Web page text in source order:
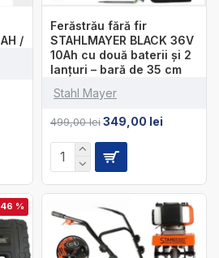
/
Stahl Mayer
Ferăstrău fără fir
STAHLMAYER BLACK 36V
10Ah cu două baterii și 2
lanțuri – bară de 35 cm
499,00 lei349,00 lei
%